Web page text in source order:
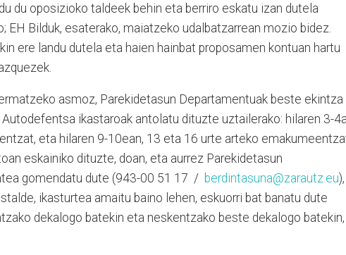
du oposizioko taldeek behin eta berriro eskatu izan dutela
EH Bilduk, esaterako, maiatzeko udalbatzarrean mozio bidez.
ere landu dutela eta haien hainbat proposamen kontuan hartu
asmoz, Parekidetasun Departamentuak beste ekintza
Autodefentsa ikastaroak antolatu dituzte uztailerako: hilaren 3-
eta hilaren 9-10ean, 13 eta 16 urte arteko
eskainiko dituzte, doan, eta aurrez Parekidetasun
gomendatu dute (943-00 51 17 / berdintasuna@zarautz.eu),
ikasturtea amaitu baino lehen, eskuorri bat banatu dute
dekalogo batekin eta neskentzako beste dekalogo batekin,